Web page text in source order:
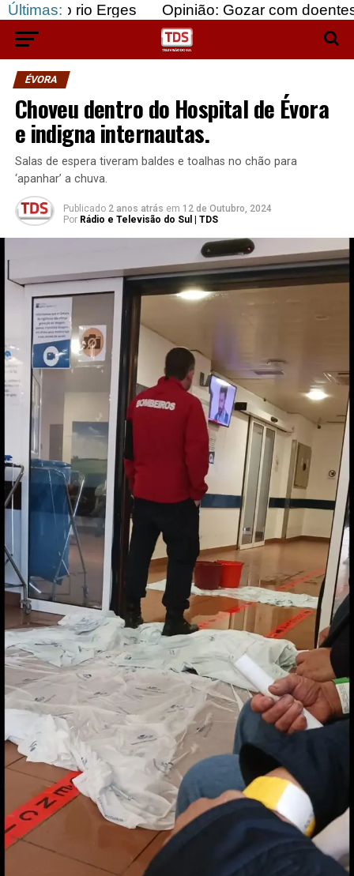
Últimas:
Erges Opinião: Gozar com doentes e bajular
ÉVORA
Choveu dentro do Hospital de Évora
e indigna internautas.
Salas de espera tiveram baldes e toalhas no chão para
‘apanhar’ a chuva.
Publicado 2 anos atrás em 12 de Outubro, 2024
Por Rádio e Televisão do Sul | TDS